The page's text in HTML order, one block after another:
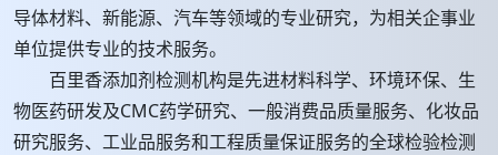
导体材料、新能源、汽车等领域的专业研究，为相关企事业
单位提供专业的技术服务。
百里香添加剂检测机构是先进材料科学、环境环保、生
物医药研发及CMC药学研究、一般消费品质量服务、化妆品
研究服务、工业品服务和工程质量保证服务的全球检验检测